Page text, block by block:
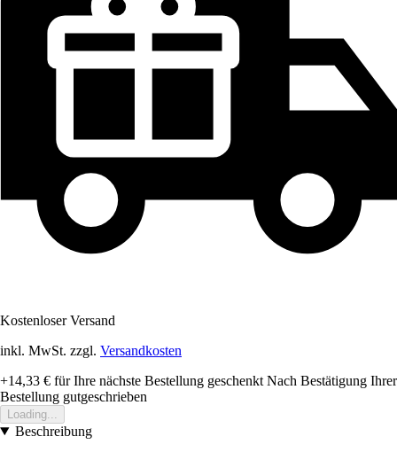
Kostenloser Versand
inkl. MwSt. zzgl. Versandkosten
+14,33 € für Ihre nächste Bestellung geschenkt Nach Bestätigung Ihrer
Bestellung gutgeschrieben
Loading...
Beschreibung